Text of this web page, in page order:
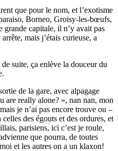
que pour le nom, et l’exotisme
Borneo, Groisy-les-bœufs,
grande capitale, il n’y avait pas
mais j’étais curieuse, a
suite, ça enlève la douceur du
de la gare, avec alpagage
are really alone? », nan nan, mon
je n’ai pas encore trouve ou –
des égouts et des ordures, et
parisiens, ici c’est je roule,
que pourra, de toutes
et les autres on a un klaxon!